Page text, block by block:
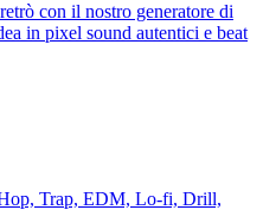
con il nostro generatore di
in pixel sound autentici e beat
Trap, EDM, Lo-fi, Drill,